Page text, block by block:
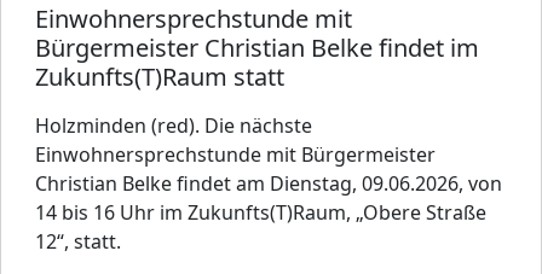
Einwohnersprechstunde mit
Bürgermeister Christian Belke findet im
Zukunfts(T)Raum statt
Holzminden (red). Die nächste
Einwohnersprechstunde mit Bürgermeister
Christian Belke findet am Dienstag, 09.06.2026, von
14 bis 16 Uhr im Zukunfts(T)Raum, „Obere Straße
12“, statt.